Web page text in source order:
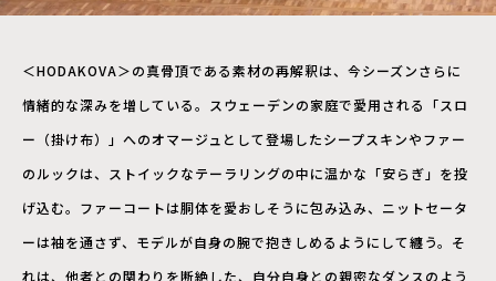
＜HODAKOVA＞の真骨頂である素材の再解釈は、今シーズンさらに
情緒的な深みを増している。スウェーデンの家庭で愛用される「スロ
ー（掛け布）」へのオマージュとして登場したシープスキンやファー
のルックは、ストイックなテーラリングの中に温かな「安らぎ」を投
げ込む。ファーコートは胴体を愛おしそうに包み込み、ニットセータ
ーは袖を通さず、モデルが自身の腕で抱きしめるようにして纏う。そ
れは、他者との関わりを断絶した、自分自身との親密なダンスのよう